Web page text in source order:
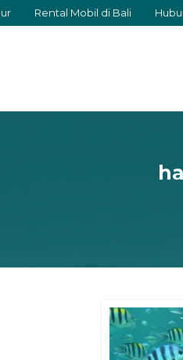
Rental Mobil di Bali